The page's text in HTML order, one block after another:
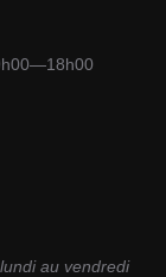
au vendredi